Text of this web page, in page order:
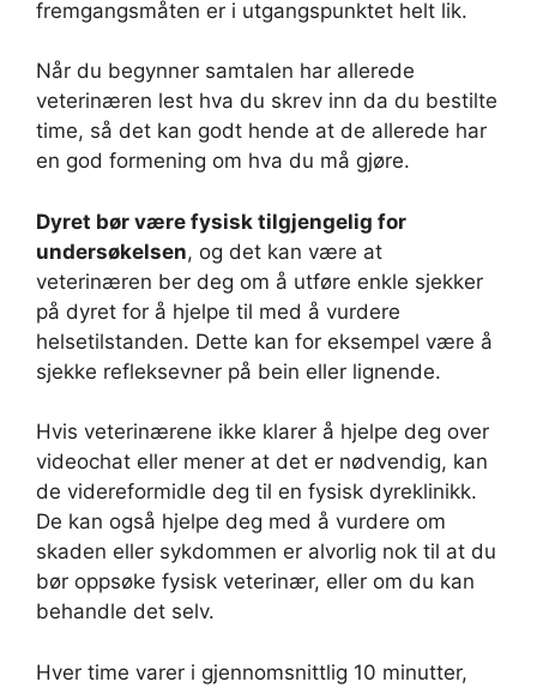
fremgangsmåten er i utgangspunktet helt lik.
Når du begynner samtalen har allerede
veterinæren lest hva du skrev inn da du bestilte
time, så det kan godt hende at de allerede har
en god formening om hva du må gjøre.
Dyret bør være fysisk tilgjengelig for
undersøkelsen, og det kan være at
veterinæren ber deg om å utføre enkle sjekker
på dyret for å hjelpe til med å vurdere
helsetilstanden. Dette kan for eksempel være å
sjekke refleksevner på bein eller lignende.
Hvis veterinærene ikke klarer å hjelpe deg over
videochat eller mener at det er nødvendig, kan
de videreformidle deg til en fysisk dyreklinikk.
De kan også hjelpe deg med å vurdere om
skaden eller sykdommen er alvorlig nok til at du
bør oppsøke fysisk veterinær, eller om du kan
behandle det selv.
Hver time varer i gjennomsnittlig 10 minutter,